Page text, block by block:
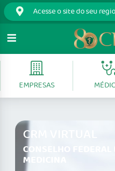
EMPRESAS
CRM VIRTUAL
CONSELHO FEDERAL
MEDICINA